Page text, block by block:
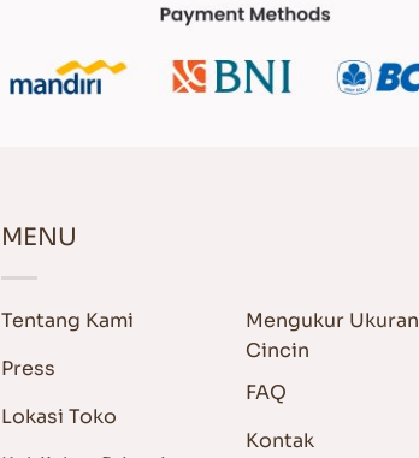
MENU
Tentang Kami
Press
Lokasi Toko
Mengukur Ukuran
Cincin
FAQ
Kontak